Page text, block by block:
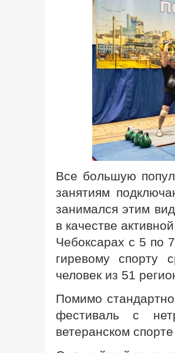
Все большую
занятиям
занимался этим
в качестве
Чебоксарах с 5 по
гиревому спорту
человек из 51
Помимо
фестиваль с
ветеранском